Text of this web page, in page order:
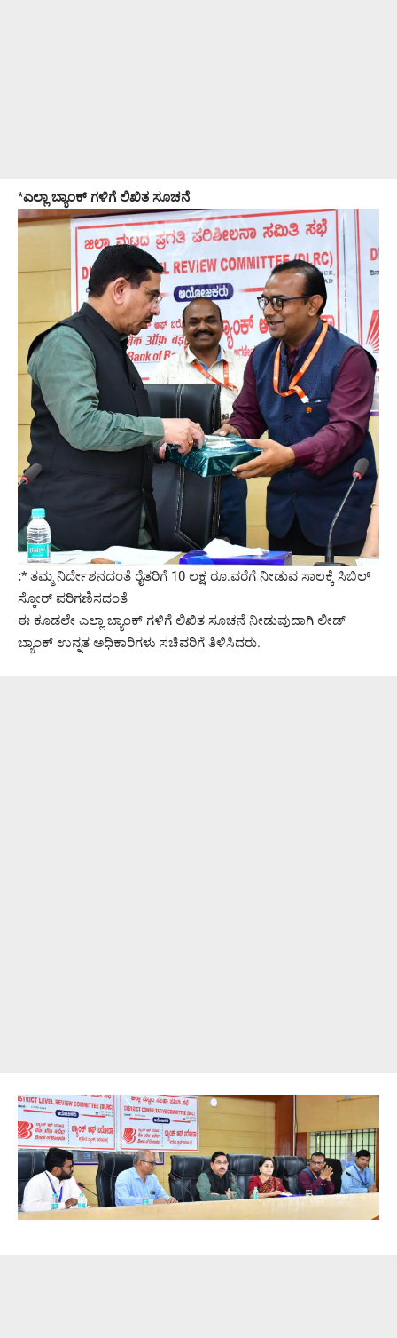
*ಎಲ್ಲಾ ಬ್ಯಾಂಕ್ ಗಳಿಗೆ ಲಿಖಿತ ಸೂಚನೆ
:* ತಮ್ಮ ನಿರ್ದೇಶನದಂತೆ ರೈತರಿಗೆ 10 ಲಕ್ಷ ರೂ.ವರೆಗೆ ನೀಡುವ ಸಾಲಕ್ಕೆ ಸಿಬಿಲ್
ಸ್ಕೋರ್ ಪರಿಗಣಿಸದಂತೆ
ಈ ಕೂಡಲೇ ಎಲ್ಲಾ ಬ್ಯಾಂಕ್ ಗಳಿಗೆ ಲಿಖಿತ ಸೂಚನೆ ನೀಡುವುದಾಗಿ ಲೀಡ್
ಬ್ಯಾಂಕ್ ಉನ್ನತ ಅಧಿಕಾರಿಗಳು ಸಚಿವರಿಗೆ ತಿಳಿಸಿದರು.